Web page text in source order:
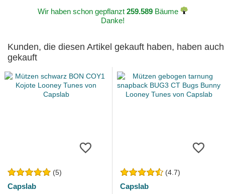
Wir haben schon gepflanzt 259.589Bäume
Danke!
Kunden, die diesen Artikel gekauft haben, haben auch
gekauft
(5)
Capslab
(4.7)
Capslab